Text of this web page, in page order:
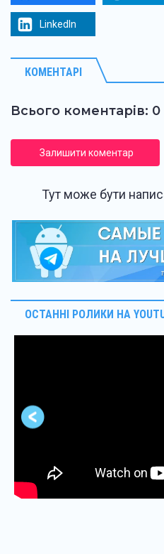
LinkedIn
КОМЕНТАРІ
Всього коментарів: 0
Залишити коментар
Тут може бути
ОСТАННІ РОЛИКИ НА